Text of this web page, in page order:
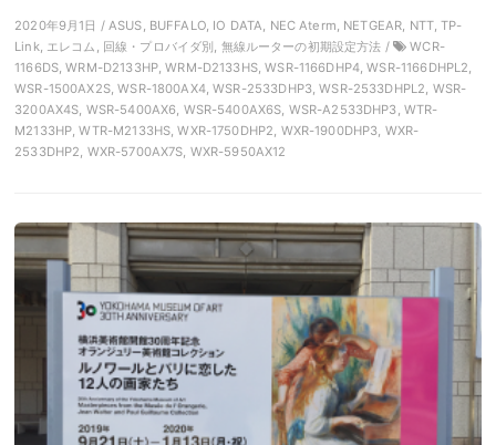
2020年9月1日 / ASUS, BUFFALO, IO DATA, NEC Aterm, NETGEAR, NTT, TP-
Link, エレコム, 回線・プロバイダ別, 無線ルーターの初期設定方法 /
WCR-
1166DS, WRM-D2133HP, WRM-D2133HS, WSR-1166DHP4, WSR-1166DHPL2,
WSR-1500AX2S, WSR-1800AX4, WSR-2533DHP3, WSR-2533DHPL2, WSR-
3200AX4S, WSR-5400AX6, WSR-5400AX6S, WSR-A2533DHP3, WTR-
M2133HP, WTR-M2133HS, WXR-1750DHP2, WXR-1900DHP3, WXR-
2533DHP2, WXR-5700AX7S, WXR-5950AX12